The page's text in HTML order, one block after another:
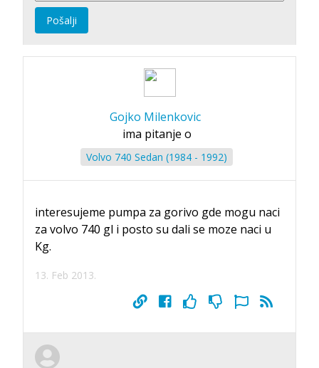
Pošalji
Gojko Milenkovic
ima pitanje o
Volvo 740 Sedan (1984 - 1992)
interesujeme pumpa za gorivo gde mogu naci
za volvo 740 gl i posto su dali se moze naci u
Kg.
13. Feb 2013.